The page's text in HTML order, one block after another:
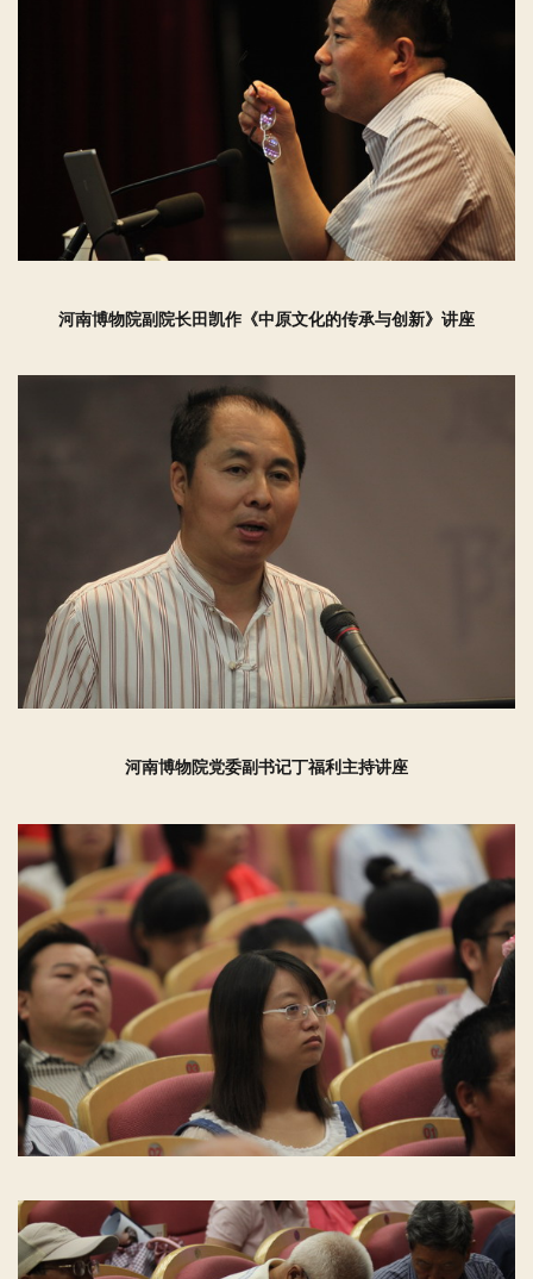
河南博物院副院长田凯作《中原文化的传承与创新》讲座
河南博物院党委副书记丁福利主持讲座